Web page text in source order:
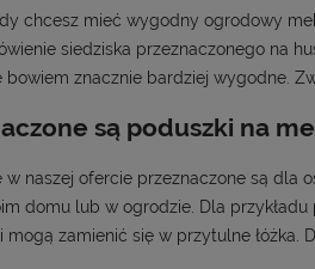
chcesz mieć wygodny ogrodowy
siedziska przeznaczonego na
znacznie bardziej wygodne.
są poduszki na
w naszej ofercie przeznaczone są dla
domu lub w ogrodzie. Dla
zamienić się w przytulne łóżka.